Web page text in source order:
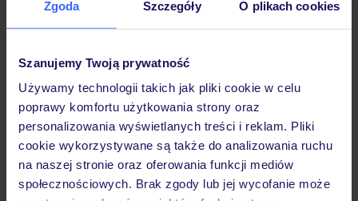
Zgoda Szczegóły O plikach cookies
Szanujemy Twoją prywatność
Używamy technologii takich jak pliki cookie w celu
poprawy komfortu użytkowania strony oraz
personalizowania wyświetlanych treści i reklam. Pliki
cookie wykorzystywane są także do analizowania ruchu
na naszej stronie oraz oferowania funkcji mediów
społecznościowych. Brak zgody lub jej wycofanie może
Hotel
Pokoje
Wyżywienie
Atrakcje